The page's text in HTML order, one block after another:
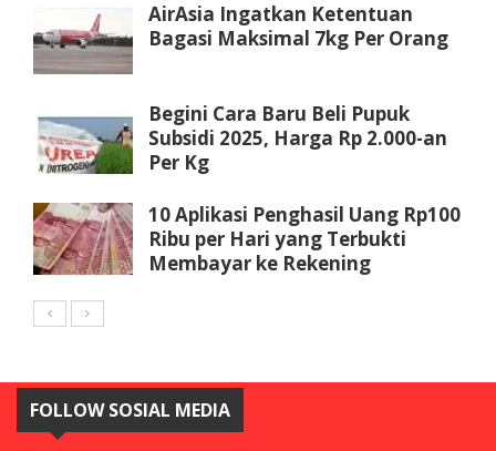
AirAsia Ingatkan Ketentuan
Bagasi Maksimal 7kg Per Orang
Begini Cara Baru Beli Pupuk
Subsidi 2025, Harga Rp 2.000-an
Per Kg
10 Aplikasi Penghasil Uang Rp100
Ribu per Hari yang Terbukti
Membayar ke Rekening
FOLLOW SOSIAL MEDIA